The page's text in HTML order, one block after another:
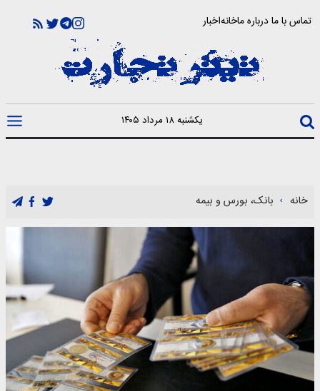
تماس با مادرباره ماخانهاخبار
یکشنبه ۱۸ مرداد ۱۴۰۵
خانه بانک، بورس و بیمه